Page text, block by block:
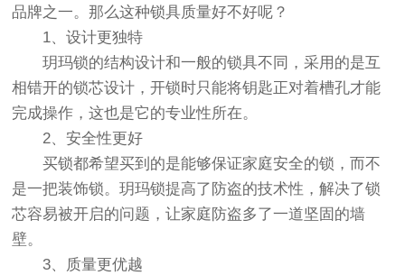
品牌之一。那么这种锁具质量好不好呢？
1、设计更独特
玥玛锁的结构设计和一般的锁具不同，采用的是互
相错开的锁芯设计，开锁时只能将钥匙正对着槽孔才能
完成操作，这也是它的专业性所在。
2、安全性更好
买锁都希望买到的是能够保证家庭安全的锁，而不
是一把装饰锁。玥玛锁提高了防盗的技术性，解决了锁
芯容易被开启的问题，让家庭防盗多了一道坚固的墙
壁。
3、质量更优越